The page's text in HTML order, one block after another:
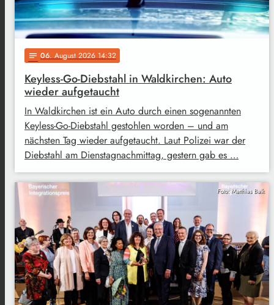
notes 06. August 2026 14:32
Keyless-Go-Diebstahl in Waldkirchen: Auto
wieder aufgetaucht
In Waldkirchen ist ein Auto durch einen sogenannten
Keyless-Go-Diebstahl gestohlen worden – und am
nächsten Tag wieder aufgetaucht. Laut Polizei war der
Diebstahl am Dienstagnachmittag, gestern gab es …
Foto: Matthias Balk